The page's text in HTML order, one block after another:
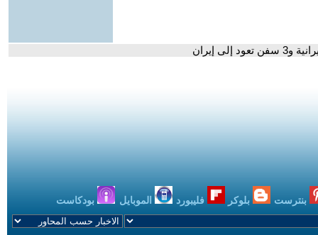
بنترست بلوكر فليبورد الموبايل بودكاست